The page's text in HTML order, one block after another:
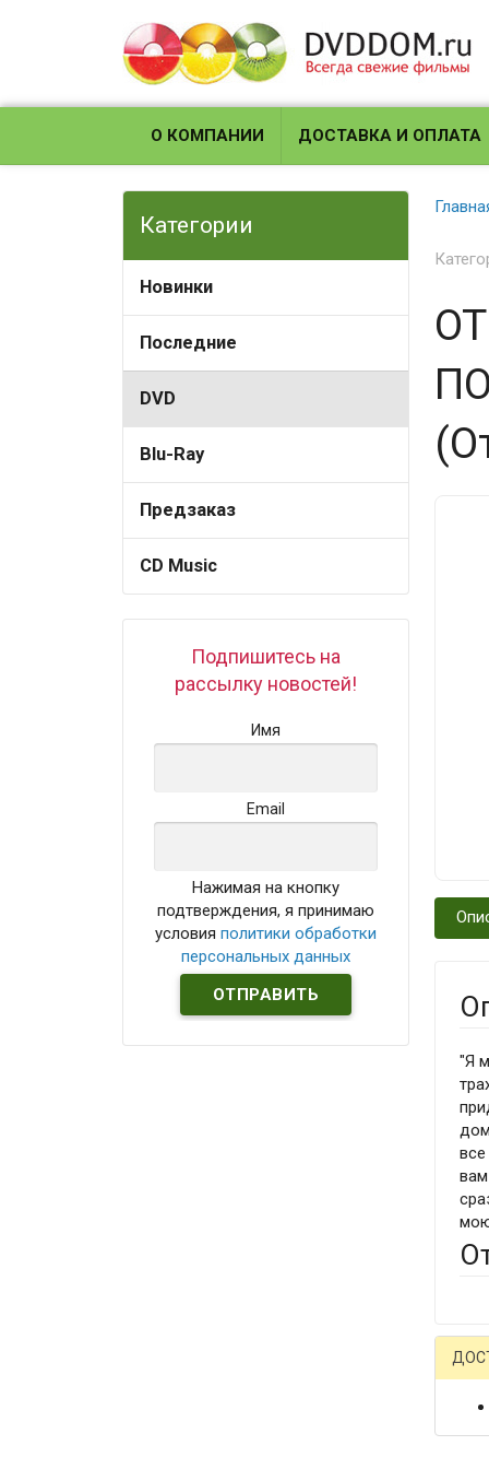
О КОМПАНИИ ДОСТАВКА И ОПЛАТА
Категории
Новинки
Последние
DVD
Blu-Ray
Предзаказ
CD Music
Подпишитесь на
рассылку новостей!
Имя
Email
Нажимая на кнопку
подтверждения, я принимаю
условияполитики обработки
персональных данных
"Я